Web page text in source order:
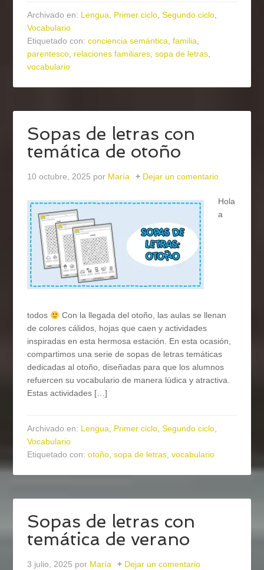
Archivado en: Lengua, Primer ciclo,Segundo ciclo,
Vocabulario
Etiquetado con:conciencia semántica,familia,
parentesco, relaciones familiares,sopa de letras,
vocabulario
Sopas de letras con
temática de otoño
10 octubre, 2025 por María Dejar un comentario
Hola
a
todos
Con la llegada del otoño, las aulas se llenan
de colores cálidos, hojas que caen y actividades
inspiradas en esta hermosa estación. En esta ocasión,
compartimos una serie de sopas de letras temáticas
dedicadas al otoño, diseñadas para que los alumnos
refuercen su vocabulario de manera lúdica y atractiva.
Estas actividades […]
Archivado en: Lengua, Primer ciclo,Segundo ciclo,
Vocabulario
Etiquetado con:otoño,sopa de letras,vocabulario
Sopas de letras con
temática de verano
3 julio, 2025 por María Dejar un comentario